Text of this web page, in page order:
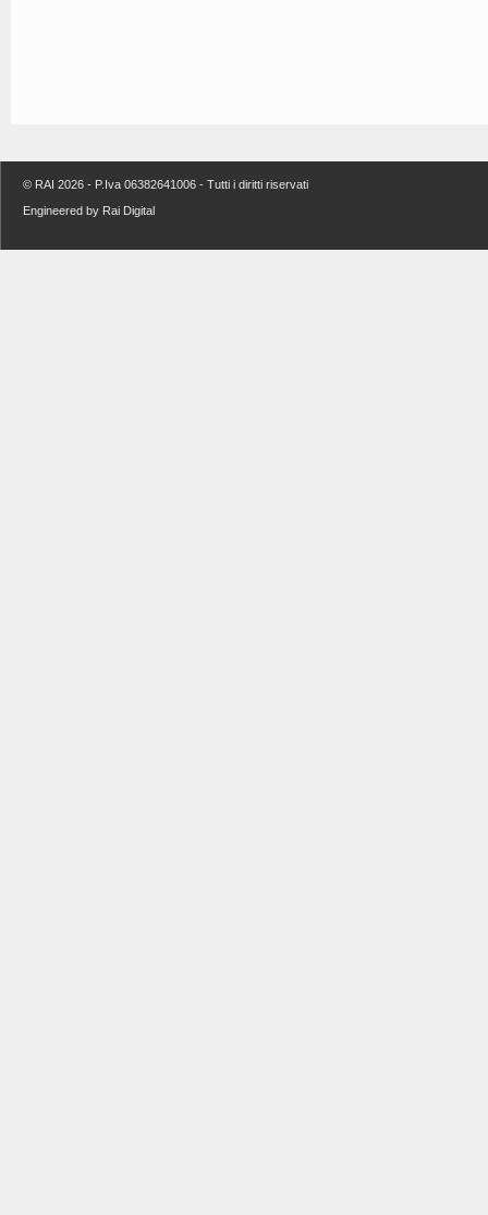
© RAI 2026 - P.Iva 06382641006 - Tutti i diritti riservati
Engineered by Rai Digital